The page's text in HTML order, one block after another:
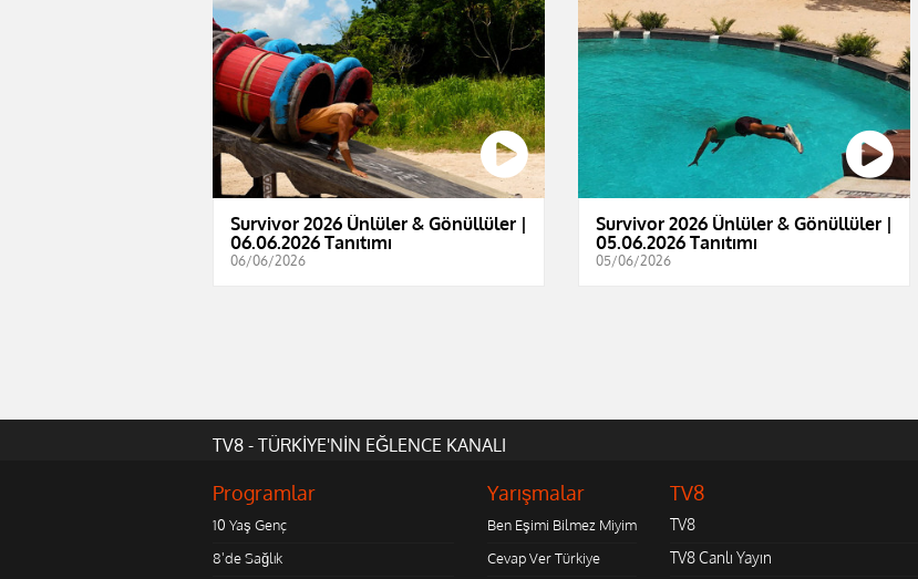
Survivor 2026 Ünlüler & Gönüllüler |
06.06.2026 Tanıtımı
06/06/2026
Survivor 2026 Ünlüler & Gönüllüler |
05.06.2026 Tanıtımı
05/06/2026
TV8 - TÜRKİYE'NİN EĞLENCE KANALI
Programlar
10 Yaş Genç
8'de Sağlık
Yarışmalar
Ben Eşimi Bilmez Miyim
Cevap Ver Türkiye
TV8
TV8
TV8 Canlı Yayın